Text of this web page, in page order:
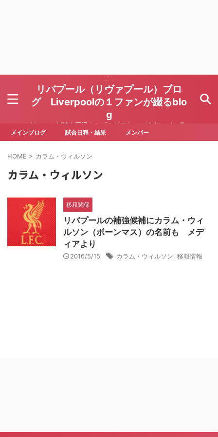
リバプール（リヴァプール）ブロ
グ Liverpoolの１ファンが綴るblo
g
Liverpool FCを応援するブログです Written by To
ru Yoda
メインブログ 試合日程・結果 メンバー
HOME > カラム・ウィルソン
カラム・ウィルソン
移籍関係
リバプールの補強候補にカラム・ウィ
ルソン（ボーンマス）の名前も メデ
ィアより
2016/5/15 カラム・ウィルソン 移籍情報